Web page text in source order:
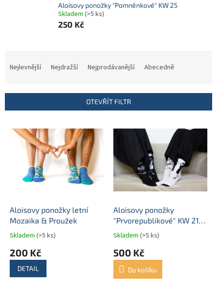
Aloisovy ponožky "Pomněnkové" KW 25
Skladem (>5 ks)
250 Kč
í
Nejlevnější Nejdražší Nejprodávanější Abecedně
OTEVŘÍT FILTR
Aloisovy ponožky letní
Mozaika & Proužek
Skladem (>5 ks)
200 Kč
DETAIL
Aloisovy ponožky
"Prvorepublikové" KW 21
duopack
Skladem (>5 ks)
500 Kč
Do košíku